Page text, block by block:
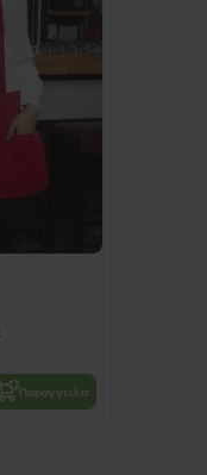
Παραγγείλτε